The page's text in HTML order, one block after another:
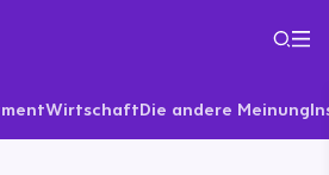
WirtschaftDie andere Meinung